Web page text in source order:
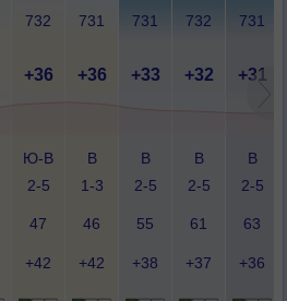
732 731 731 732 731
+36 +36 +33 +32 +31
Ю-В
2-5
В
1-3
В
2-5
В
2-5
В
2-5
47 46 55 61 63
+42 +42 +38 +37 +36